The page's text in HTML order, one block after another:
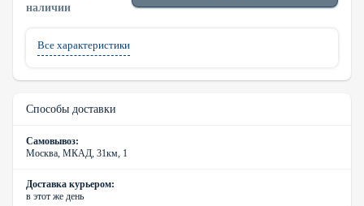
Все характеристики
наличии
Способы доставки
Самовывоз:
Москва, МКАД, 31км, 1
Доставка курьером:
в этот же день